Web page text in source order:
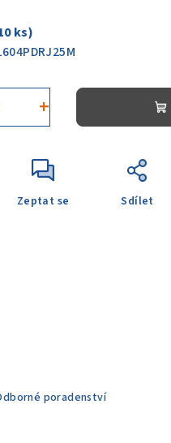
ks)
+
Zeptat se Sdílet
poradenství